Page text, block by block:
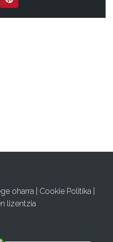
oharra Cookie Politika
lizentzia